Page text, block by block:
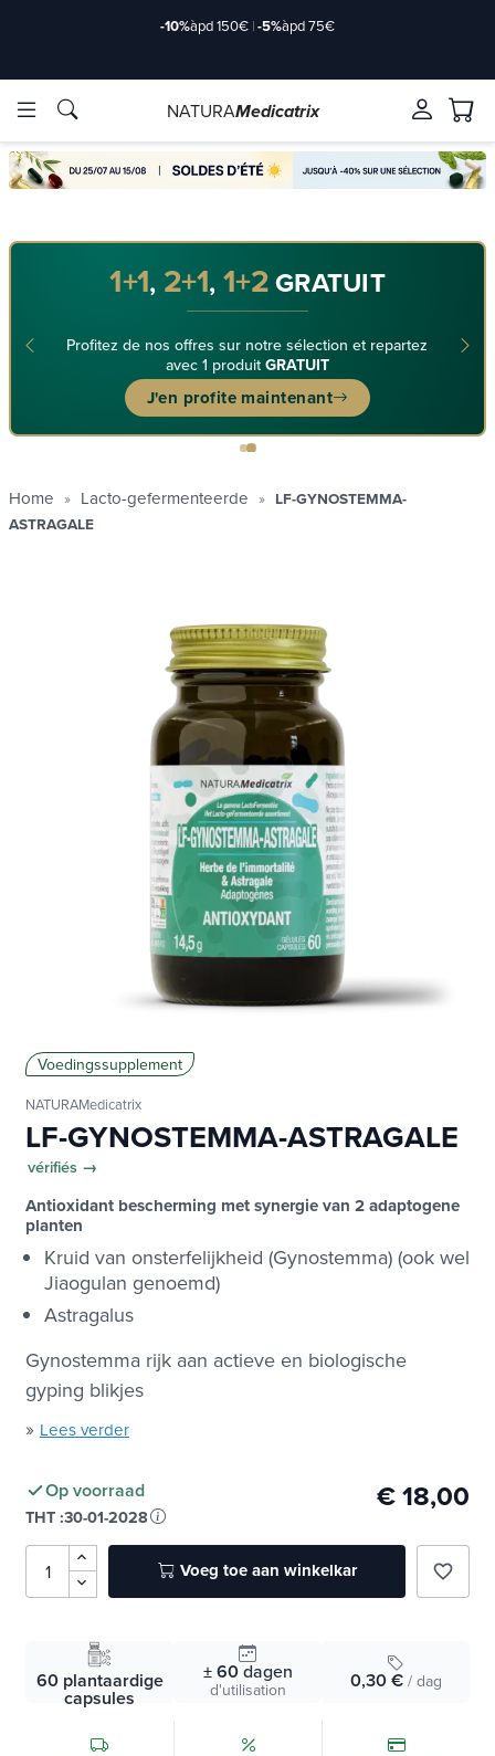
ingrediënten Merken
-10%àpd 150€ |-5%àpd 75€
ingrediënten Merken
NATURAMedicatrix
1+1, 2+1, 1+2GRATUIT
Profitez de nos offres sur notre sélection et repartez
avec 1 produit GRATUIT
J'en profite maintenant
Home Lacto-gefermenteerde
LF-GYNOSTEMMA-
ASTRAGALE
Voedingssupplement
NATURAMedicatrix
LF-GYNOSTEMMA-ASTRAGALE
vérifiés →
Antioxidant bescherming met synergie van 2 adaptogene
planten
Kruid van onsterfelijkheid (Gynostemma) (ook wel
Jiaogulan genoemd)
Astragalus
Gynostemma rijk aan actieve en biologische
gyping blikjes
» Lees verder
Op voorraad
THT :30-01-2028
€ 18,00
Voeg toe aan winkelkar favorite_border
60 plantaardige
capsules
± 60dagen
d'utilisation 0,30 € / dag